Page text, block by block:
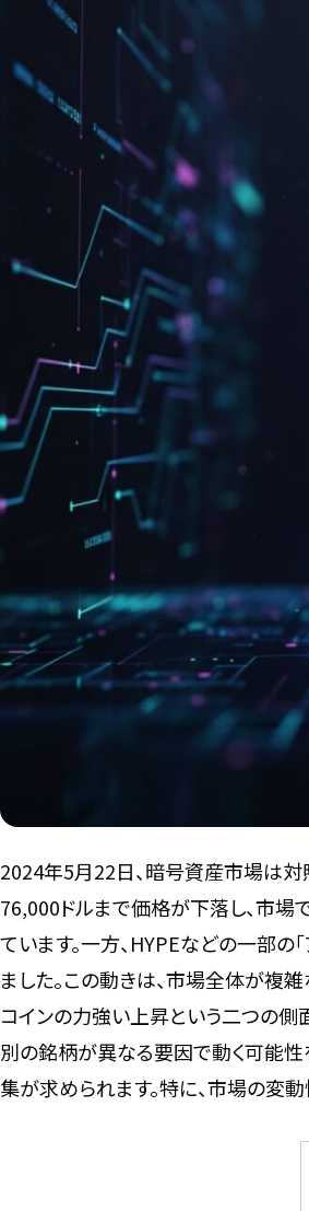
2024年5月22日、暗号資産市場は対
76,000ドルまで価格が下落し、市場
ています。一方、HYPEなどの一部の
ました。この動きは、市場全体が複
コインの力強い上昇という二つの側
別の銘柄が異なる要因で動く可能性
集が求められます。特に、市場の変